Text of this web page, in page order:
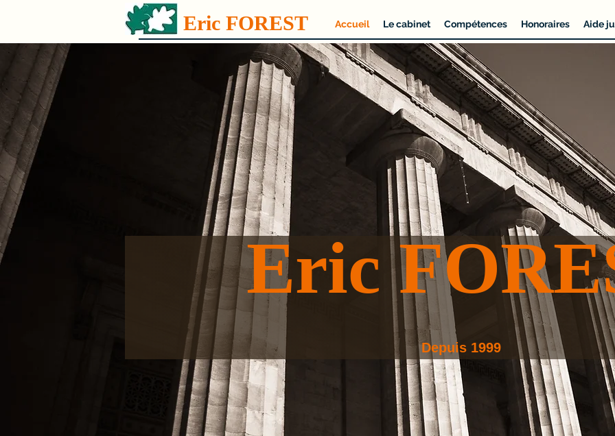
Eric FOREST Accueil Le cabinet Compétences Honoraires Aide
Eric
Avocat à la Cour d'Appel de
Depuis 1999